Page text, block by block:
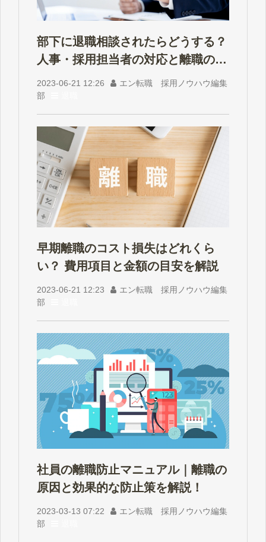
部下に退職相談されたらどうする？
人事・採用担当者の対応と離職の予
防策
2023-06-21 12:26
エン転職 採用ノウハウ編集
部
早期離職のコスト損失はどれくら
い？ 費用項目と金額の目安を解説
2023-06-21 12:23
エン転職 採用ノウハウ編集
部
社員の離職防止マニュアル｜離職の
原因と効果的な防止策を解説！
2023-03-13 07:22
エン転職 採用ノウハウ編集
部